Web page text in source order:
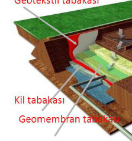
Haberi Oku